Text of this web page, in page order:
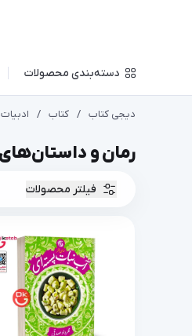
دسته‌بندی محصولات
دیجی کتاب / کتاب / ادبیات
رمان و داستان‌های
فیلتر محصولات